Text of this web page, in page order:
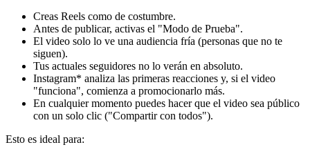
Creas Reels como de costumbre.
Antes de publicar, activas el "Modo de Prueba".
El video solo lo ve una audiencia fría (personas que no te
siguen).
Tus actuales seguidores no lo verán en absoluto.
Instagram* analiza las primeras reacciones y, si el video
"funciona", comienza a promocionarlo más.
En cualquier momento puedes hacer que el video sea público
con un solo clic ("Compartir con todos").
Esto es ideal para: